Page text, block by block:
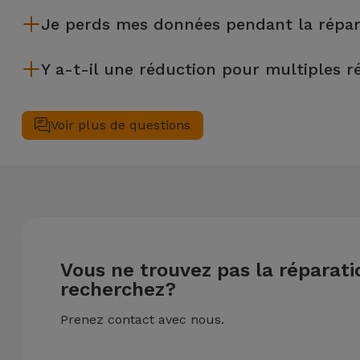
Je perds mes données pendant la
€) au cas où tu aurais besoin d'aide pour la gestion des
Y a-t-il une réduction pour multiples
une remise de 25% sur le montant de la réparation la moins
Voir plus de questions
Vous ne trouvez pas la
recherchez?
Prenez contact avec nous.